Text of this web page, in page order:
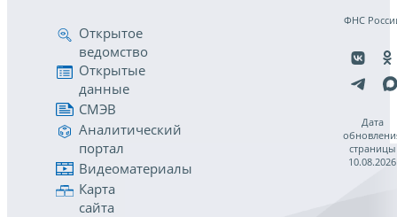
Открытое
ведомство
Открытые
данные
СМЭВ
Аналитический
портал
Видеоматериалы
Карта
сайта
ФНС
Дата
страницы
10.08.2026